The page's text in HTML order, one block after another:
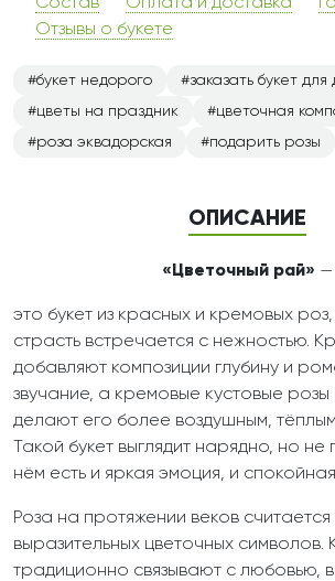
Отзывы о букете
букет недорого
заказать букет для
цветы на праздник
цветочная
роза эквадорская
подарить розы
ОПИСАНИЕ
«Цветочный рай» —
это букет из красных и кремовых
страсть встречается с нежностью.
добавляют композиции глубину и
звучание, а кремовые кустовые
делают его более воздушным,
Такой букет выглядит нарядно, но
нём есть и яркая эмоция, и
Роза на протяжении веков
выразительных цветочных символов.
традиционно связывают с любовью,